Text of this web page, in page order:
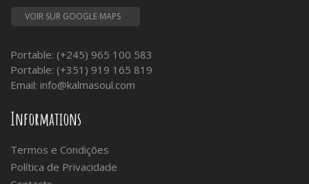
VOIR SUR GOOGLE MAPS
Portable: (+245) 965 100 583
Portable: (+351) 919 165 819
Email: info@kalmasoul.com
Informations
Termos e Condições
Política de Privacidade